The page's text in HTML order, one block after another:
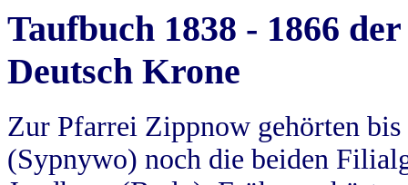
Taufbuch 1838 - 1866
Deutsch Krone
Zur Pfarrei Zippnow gehörten
(Sypnywo) noch die beiden